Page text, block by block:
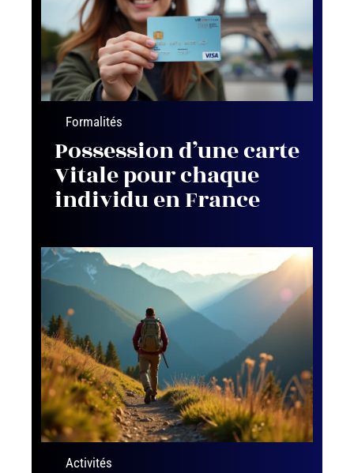
Formalités
Possession d’une carte
Vitale pour chaque
individu en France
Activités